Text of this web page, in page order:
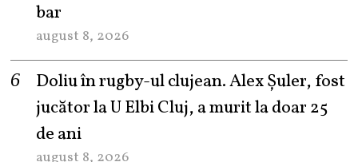
bar
august 8, 2026
Doliu în rugby-ul clujean. Alex Șuler, fost
jucător la U Elbi Cluj, a murit la doar 25
de ani
august 8, 2026